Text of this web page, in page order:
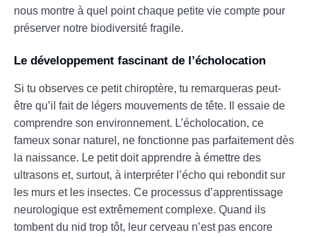
nous montre à quel point chaque petite vie compte pour
préserver notre biodiversité fragile.
Le développement fascinant de l’écholocation
Si tu observes ce petit chiroptère, tu remarqueras peut-
être qu’il fait de légers mouvements de tête. Il essaie de
comprendre son environnement. L’écholocation, ce
fameux sonar naturel, ne fonctionne pas parfaitement dès
la naissance. Le petit doit apprendre à émettre des
ultrasons et, surtout, à interpréter l’écho qui rebondit sur
les murs et les insectes. Ce processus d’apprentissage
neurologique est extrêmement complexe. Quand ils
tombent du nid trop tôt, leur cerveau n’est pas encore